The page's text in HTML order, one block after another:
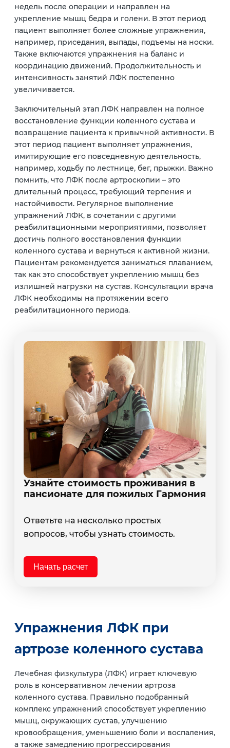
недель после операции и направлен на
укрепление мышц бедра и голени. В этот период
пациент выполняет более сложные упражнения,
например, приседания, выпады, подъемы на носки.
Также включаются упражнения на баланс и
координацию движений. Продолжительность и
интенсивность занятий ЛФК постепенно
увеличивается.
Заключительный этап ЛФК направлен на полное
восстановление функции коленного сустава и
возвращение пациента к привычной активности. В
этот период пациент выполняет упражнения,
имитирующие его повседневную деятельность,
например, ходьбу по лестнице, бег, прыжки. Важно
помнить, что ЛФК после артроскопии – это
длительный процесс, требующий терпения и
настойчивости. Регулярное выполнение
упражнений ЛФК, в сочетании с другими
реабилитационными мероприятиями, позволяет
достичь полного восстановления функции
коленного сустава и вернуться к активной жизни.
Пациентам рекомендуется заниматься плаванием,
так как это способствует укреплению мышц без
излишней нагрузки на сустав. Консультации врача
ЛФК необходимы на протяжении всего
реабилитационного периода.
Узнайте стоимость проживания в
пансионате для пожилых Гармония
Ответьте на несколько простых
вопросов, чтобы узнать стоимость.
Начать расчет
Упражнения ЛФК при
артрозе коленного сустава
Лечебная физкультура (ЛФК) играет ключевую
роль в консервативном лечении артроза
коленного сустава. Правильно подобранный
комплекс упражнений способствует укреплению
мышц, окружающих сустав, улучшению
кровообращения, уменьшению боли и воспаления,
а также замедлению прогрессирования